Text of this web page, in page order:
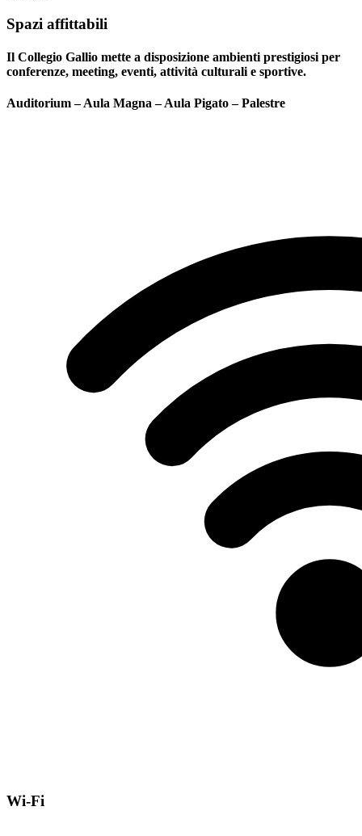
Spazi affittabili
Il Collegio Gallio mette a disposizione ambienti prestigiosi per
conferenze, meeting, eventi, attività culturali e sportive.
Auditorium – Aula Magna – Aula Pigato – Palestre
Wi-Fi